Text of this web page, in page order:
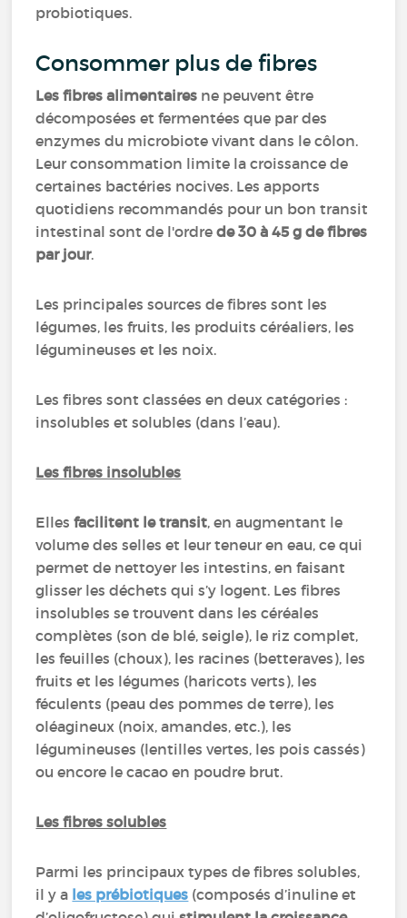
probiotiques.
Consommer plus de fibres
Les fibres alimentaires ne peuvent être
décomposées et fermentées que par des
enzymes du microbiote vivant dans le côlon.
Leur consommation limite la croissance de
certaines bactéries nocives. Les apports
quotidiens recommandés pour un bon transit
intestinal sont de l'ordrede 30 à 45 g de fibres
par jour.
Les principales sources de fibres sont les
légumes, les fruits, les produits céréaliers, les
légumineuses et les noix.
Les fibres sont classées en deux catégories :
insolubles et solubles (dans l’eau).
Les fibres insolubles
Ellesfacilitent le transit, en augmentant le
volume des selles et leur teneur en eau, ce qui
permet de nettoyer les intestins, en faisant
glisser les déchets qui s’y logent. Les fibres
insolubles se trouvent dans les céréales
complètes (son de blé, seigle), le riz complet,
les feuilles (choux), les racines (betteraves), les
fruits et les légumes (haricots verts), les
féculents (peau des pommes de terre), les
oléagineux (noix, amandes, etc.), les
légumineuses (lentilles vertes, les pois cassés)
ou encore le cacao en poudre brut.
Les fibres solubles
Parmi les principaux types de fibres solubles,
il y a les prébiotiques (composés d’inuline et